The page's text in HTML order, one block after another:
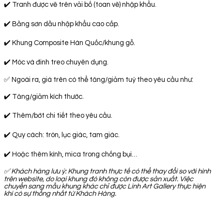
✔️ Tranh được vẽ trên vải bố (toan vẽ) nhập khẩu.
✔️ Bằng sơn dầu nhập khẩu cao cấp.
✔️ Khung Composite Hàn Quốc/khung gỗ.
✔️ Móc và đinh treo chuyên dụng.
✅ Ngoài ra, giá trên có thể tăng/giảm tuỳ theo yêu cầu như:
✔️ Tăng/giảm kích thước.
✔️ Thêm/bớt chi tiết theo yêu cầu.
✔️ Quy cách: tròn, lục giác, tam giác.
✔️ Hoặc thêm kính, mica trong chống bụi…
✅Khách hàng lưu ý: Khung tranh thực tế có thể thay đổi so với hình
trên website, do loại khung đó không còn được sản xuất. Việc
chuyển sang mẫu khung khác chỉ được Linh Art Gallery thực hiện
khi có sự thống nhất từ Khách Hàng.